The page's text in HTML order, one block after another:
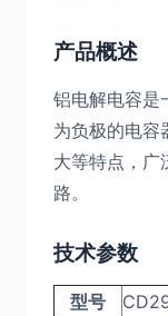
产品概述
铝电解电容是
为负极的电容
大等特点，广
路。
技术参数
型号